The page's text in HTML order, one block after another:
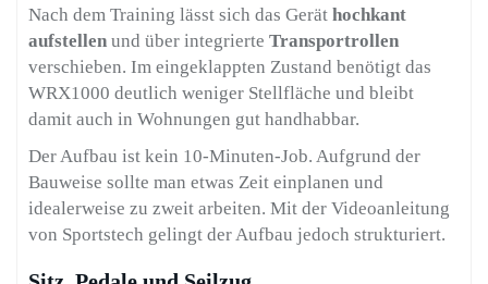
Nach dem Training lässt sich das Gerät hochkant
aufstellen und über integrierte Transportrollen
verschieben. Im eingeklappten Zustand benötigt das
WRX1000 deutlich weniger Stellfläche und bleibt
damit auch in Wohnungen gut handhabbar.
Der Aufbau ist kein 10-Minuten-Job. Aufgrund der
Bauweise sollte man etwas Zeit einplanen und
idealerweise zu zweit arbeiten. Mit der Videoanleitung
von Sportstech gelingt der Aufbau jedoch strukturiert.